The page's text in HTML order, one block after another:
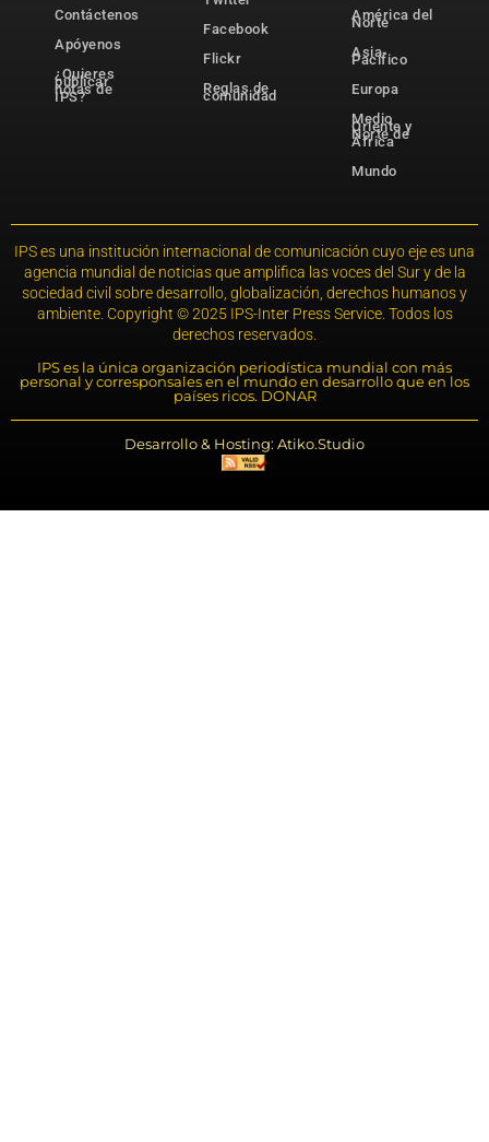
Contáctenos
Apóyenos
¿Quieres
publicar
notas de
IPS?
Facebook
Flickr
Reglas de
comunidad
América del
Norte
Asia-
Pacífico
Europa
Medio
Oriente y
Norte de
África
Mundo
IPS es una institución internacional de comunicación cuyo eje es una
agencia mundial de noticias que amplifica las voces del Sur y de la
sociedad civil sobre desarrollo, globalización, derechos humanos y
ambiente. Copyright © 2025 IPS-Inter Press Service. Todos los
derechos reservados.
IPS es la única organización periodística mundial con más
personal y corresponsales en el mundo en desarrollo que en los
países ricos. DONAR
Desarrollo & Hosting: Atiko.Studio